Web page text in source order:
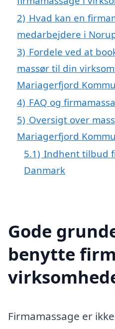
2) Hvad kan en
medarbejdere i
3) Fordele ved at
massør til din
Mariagerfjord
4) FAQ og
5) Oversigt over
Mariagerfjord
5.1) Indhent tilbud
Danmark
Gode
benytte
Firmamassage er